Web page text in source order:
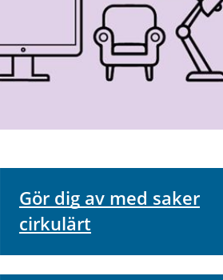
Gör dig av med saker
cirkulärt